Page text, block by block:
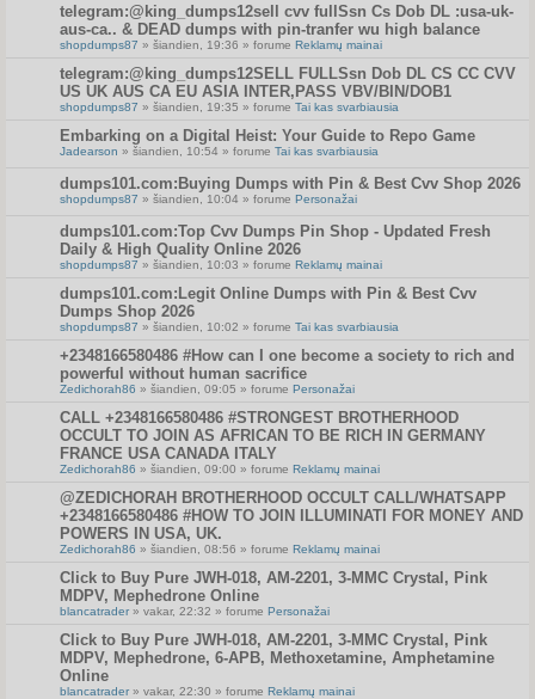
telegram:@king_dumps12sell cvv fullSsn Cs Dob DL :usa-uk-
aus-ca.. & DEAD dumps with pin-tranfer wu high balance
shopdumps87 » šiandien, 19:36 » forume Reklamų mainai
telegram:@king_dumps12SELL FULLSsn Dob DL CS CC CVV
US UK AUS CA EU ASIA INTER,PASS VBV/BIN/DOB1
shopdumps87 » šiandien, 19:35 » forume Tai kas svarbiausia
Embarking on a Digital Heist: Your Guide to Repo Game
Jadearson » šiandien, 10:54 » forume Tai kas svarbiausia
dumps101.com:Buying Dumps with Pin & Best Cvv Shop 2026
shopdumps87 » šiandien, 10:04 » forume Personažai
dumps101.com:Top Cvv Dumps Pin Shop - Updated Fresh
Daily & High Quality Online 2026
shopdumps87 » šiandien, 10:03 » forume Reklamų mainai
dumps101.com:Legit Online Dumps with Pin & Best Cvv
Dumps Shop 2026
shopdumps87 » šiandien, 10:02 » forume Tai kas svarbiausia
+2348166580486 #How can I one become a society to rich and
powerful without human sacrifice
Zedichorah86 » šiandien, 09:05 » forume Personažai
CALL +2348166580486 #STRONGEST BROTHERHOOD
OCCULT TO JOIN AS AFRICAN TO BE RICH IN GERMANY
FRANCE USA CANADA ITALY
Zedichorah86 » šiandien, 09:00 » forume Reklamų mainai
@ZEDICHORAH BROTHERHOOD OCCULT CALL/WHATSAPP
+2348166580486 #HOW TO JOIN ILLUMINATI FOR MONEY AND
POWERS IN USA, UK.
Zedichorah86 » šiandien, 08:56 » forume Reklamų mainai
Click to Buy Pure JWH-018, AM-2201, 3-MMC Crystal, Pink
MDPV, Mephedrone Online
blancatrader » vakar, 22:32 » forume Personažai
Click to Buy Pure JWH-018, AM-2201, 3-MMC Crystal, Pink
MDPV, Mephedrone, 6-APB, Methoxetamine, Amphetamine
Online
blancatrader » vakar, 22:30 » forume Reklamų mainai